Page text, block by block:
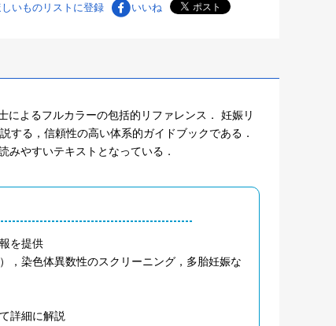
いものリストに登録 いいね
よるフルカラーの包括的リファレンス． 妊娠リ
する，信頼性の高い体系的ガイドブックである．
みやすいテキストとなっている．
を提供
，染色体異数性のスクリーニング，多胎妊娠な
詳細に解説